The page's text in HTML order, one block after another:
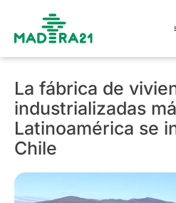
La fábrica de
industrializadas
Latinoamérica se
Chile